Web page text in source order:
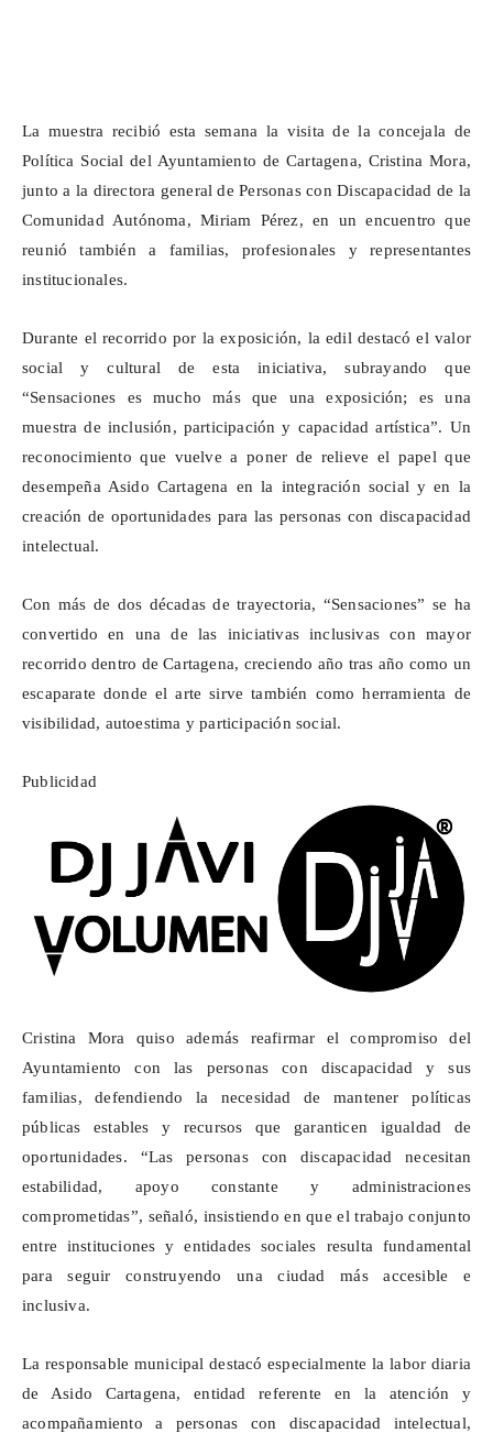
La muestra recibió esta semana la visita de la concejala de
Política Social del Ayuntamiento de Cartagena, Cristina Mora,
junto a la directora general de Personas con Discapacidad de la
Comunidad Autónoma, Miriam Pérez, en un encuentro que
reunió también a familias, profesionales y representantes
institucionales.
Durante el recorrido por la exposición, la edil destacó el valor
social y cultural de esta iniciativa, subrayando que
“Sensaciones es mucho más que una exposición; es una
muestra de inclusión, participación y capacidad artística”. Un
reconocimiento que vuelve a poner de relieve el papel que
desempeña Asido Cartagena en la integración social y en la
creación de oportunidades para las personas con discapacidad
intelectual.
Con más de dos décadas de trayectoria, “Sensaciones” se ha
convertido en una de las iniciativas inclusivas con mayor
recorrido dentro de Cartagena, creciendo año tras año como un
escaparate donde el arte sirve también como herramienta de
visibilidad, autoestima y participación social.
Publicidad
Cristina Mora quiso además reafirmar el compromiso del
Ayuntamiento con las personas con discapacidad y sus
familias, defendiendo la necesidad de mantener políticas
públicas estables y recursos que garanticen igualdad de
oportunidades. “Las personas con discapacidad necesitan
estabilidad, apoyo constante y administraciones
comprometidas”, señaló, insistiendo en que el trabajo conjunto
entre instituciones y entidades sociales resulta fundamental
para seguir construyendo una ciudad más accesible e
inclusiva.
La responsable municipal destacó especialmente la labor diaria
de Asido Cartagena, entidad referente en la atención y
acompañamiento a personas con discapacidad intelectual,